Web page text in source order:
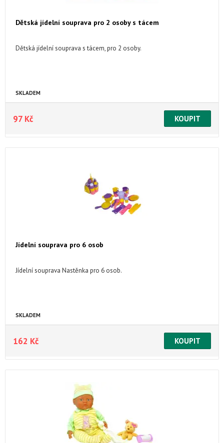
Dětská jídelní souprava pro 2 osoby s tácem
Dětská jídelní souprava s tácem, pro 2 osoby.
SKLADEM
97 Kč
Jídelní souprava pro 6 osob
Jídelní souprava Nastěnka pro 6 osob.
SKLADEM
162 Kč